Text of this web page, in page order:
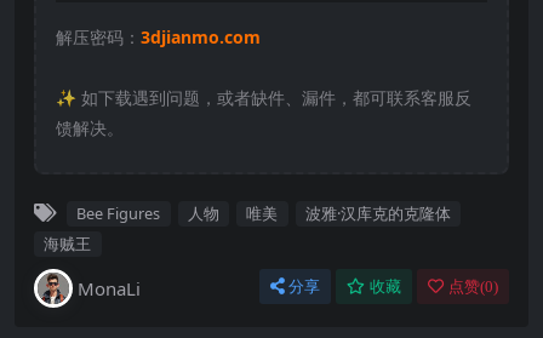
解压密码： 3djianmo.com
✨️ 如下载遇到问题，或者缺件、漏件，都可联系客服反
馈解决。
Bee Figures 人物 唯美
波雅·汉库克的克隆体
海贼王
MonaLi 分享 收藏 点赞(0)